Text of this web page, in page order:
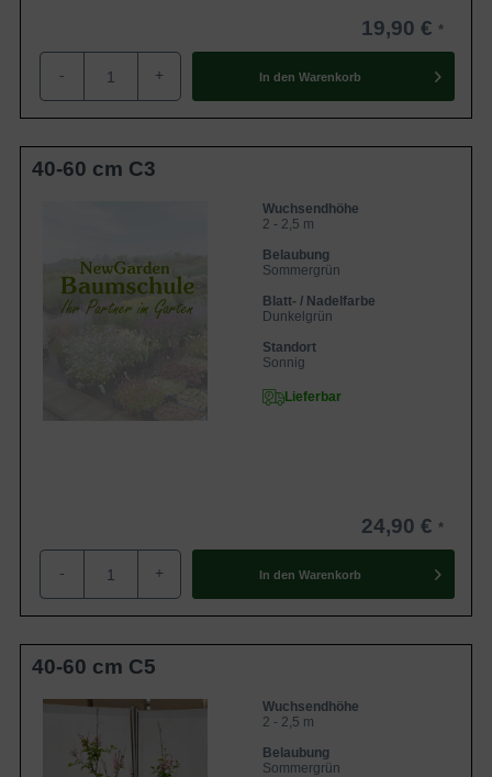
(Herbstflieder 'Suberba') gilt als sehr
einer sehr langen Blühdauer glänzen!
19,90 €
- + In den Warenkorb
40-60 cm C3
Wuchsendhöhe
2 - 2,5 m
Belaubung
Sommergrün
Blatt- / Nadelfarbe
Dunkelgrün
Standort
Sonnig
Lieferbar
24,90 €
- + In den Warenkorb
40-60 cm C5
Wuchsendhöhe
2 - 2,5 m
Belaubung
Sommergrün